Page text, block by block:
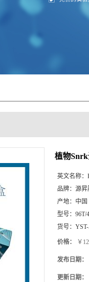
植物
英文名称：
品牌： 源昇
产地： 中国
型号： 96T/
货号：
价格： ￥
发布日期：
更新日期：